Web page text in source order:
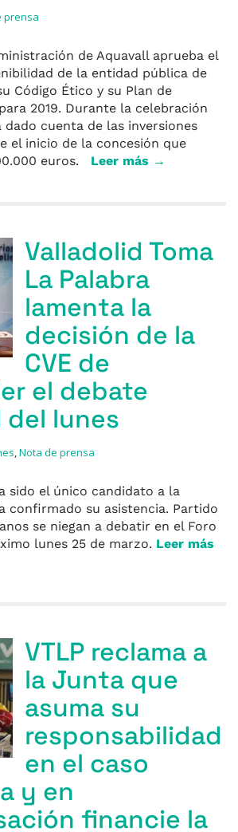
prensa
de Aquavall aprueba el
de la entidad pública de
Código Ético y su Plan de
2019. Durante la celebración
dado cuenta de las inversiones
el inicio de la concesión que
euros. Leer más →
Valladolid Toma
La Palabra
lamenta la
decisión de la
CVE de
el debate
lunes
,Nota de prensa
sido el único candidato a la
confirmado su asistencia. Partido
se niegan a debatir en el Foro
lunes 25 de marzo. Leer más
VTLP reclama a
la Junta que
asuma su
responsabilidad
en el caso
y en
financie la